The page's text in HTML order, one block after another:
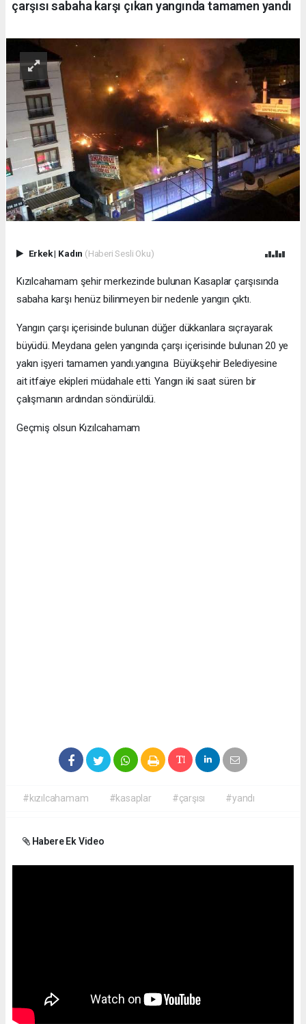
çarşısı sabaha karşı çıkan yangında tamamen yandı
Erkek| Kadın (Haberi Sesli Oku)
Kızılcahamam şehir merkezinde bulunan Kasaplar çarşısında
sabaha karşı henüz bilinmeyen bir nedenle yangın çıktı.
Yangın çarşı içerisinde bulunan düğer dükkanlara sıçrayarak
büyüdü. Meydana gelen yangında çarşı içerisinde bulunan 20 ye
yakın işyeri tamamen yandı.yangına Büyükşehir Belediyesine
ait itfaiye ekipleri müdahale etti. Yangın iki saat süren bir
çalışmanın ardından söndürüldü.
Geçmiş olsun Kızılcahamam
#kızılcahamam #kasaplar #çarşısı #yandı
Habere Ek Video